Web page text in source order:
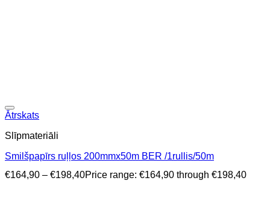
Ātrskats
Slīpmateriāli
Smilšpapīrs ruļļos 200mmx50m BER /1rullis/50m
€164,90 – €198,40Price range: €164,90 through €198,40